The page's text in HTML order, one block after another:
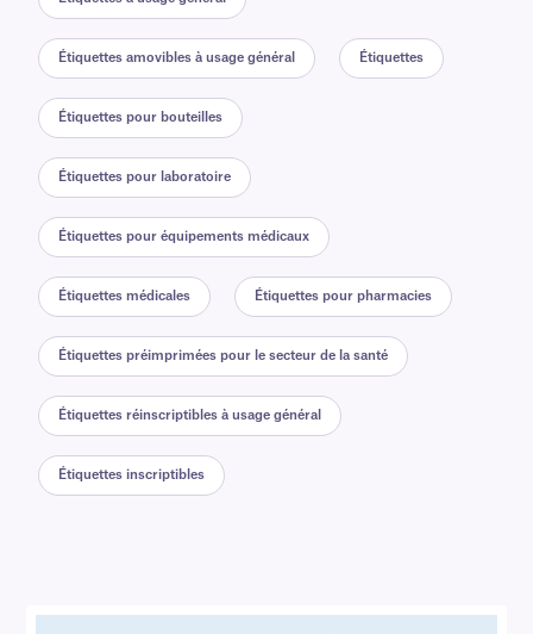
Étiquettes amovibles à usage général Étiquettes
Étiquettes pour bouteilles
Étiquettes pour laboratoire
Étiquettes pour équipements médicaux
Étiquettes médicales Étiquettes pour pharmacies
Étiquettes préimprimées pour le secteur de la santé
Étiquettes réinscriptibles à usage général
Étiquettes inscriptibles